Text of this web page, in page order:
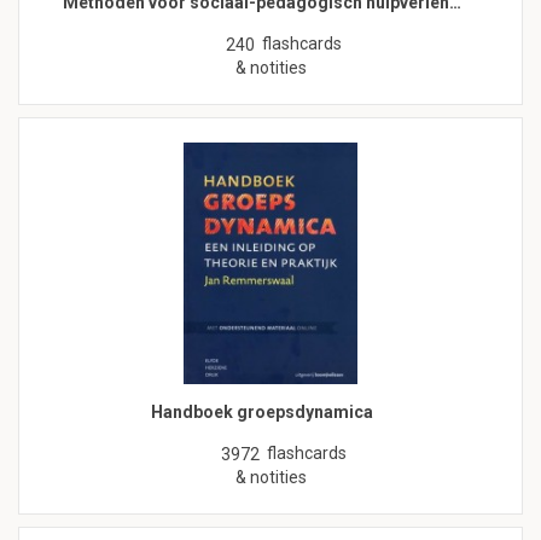
240 flashcards
& notities
Handboek groepsdynamica
3972 flashcards
& notities